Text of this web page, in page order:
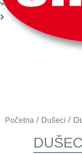
Početna / Dušeci /